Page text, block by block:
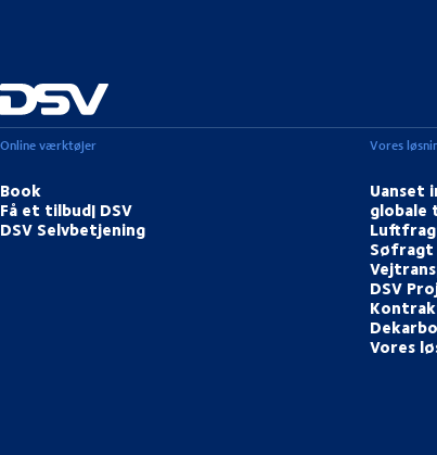
Online værktøjer
Book
Få et tilbud| DSV
DSV Selvbetjening
Vores
Uanset
globale
Søfragt
DSV
Vores